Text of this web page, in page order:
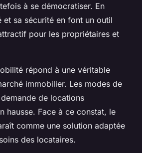
à se démocratiser. En
sa sécurité en font un outil
pour les propriétaires et
répond à une véritable
immobilier. Les modes de
de locations
hausse. Face à ce constat, le
comme une solution adaptée
des locataires.